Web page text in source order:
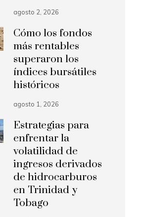
agosto 2, 2026
Cómo los fondos
más rentables
superaron los
índices bursátiles
históricos
agosto 1, 2026
Estrategias para
enfrentar la
volatilidad de
ingresos derivados
de hidrocarburos
en Trinidad y
Tobago